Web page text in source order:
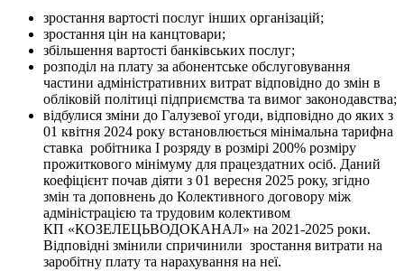
зростання вартості послуг інших організацій;
зростання цін на канцтовари;
збільшення вартості банківських послуг;
розподіл на плату за абонентське обслуговування
частини адміністративних витрат відповідно до змін в
обліковій політиці підприємства та вимог законодавства;
відбулися зміни до Галузевої угоди, відповідно до яких з
01 квітня 2024 року встановлюється мінімальна тарифна
ставка робітника І розряду в розмірі 200% розміру
прожиткового мінімуму для працездатних осіб. Даний
коефіцієнт почав діяти з 01 вересня 2025 року, згідно
змін та доповнень до Колективного договору між
адміністрацією та трудовим колективом
КП «КОЗЕЛЕЦЬВОДОКАНАЛ» на 2021-2025 роки.
Відповідні змінили спричинили зростання витрати на
заробітну плату та нарахування на неї.